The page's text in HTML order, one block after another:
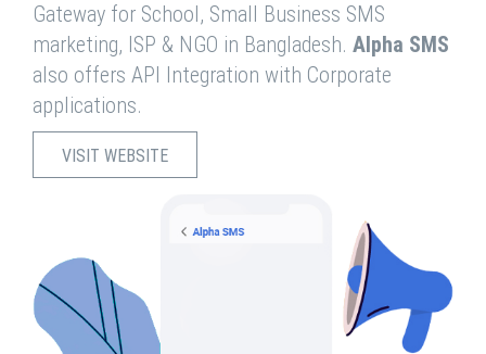
Gateway for School, Small Business SMS
marketing, ISP & NGO in Bangladesh. Alpha SMS
also offers API Integration with Corporate
applications.
VISIT WEBSITE